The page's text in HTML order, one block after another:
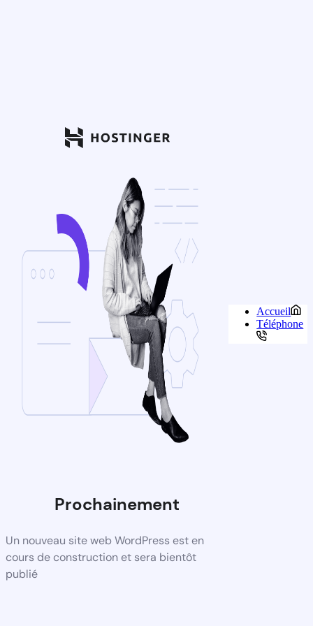
Prochainement
Un nouveau site web WordPress est en
cours de construction et sera bientôt
publié
Accueil
Téléphone